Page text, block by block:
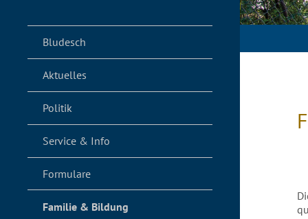
Bludesch
Aktuelles
Politik
Service & Info
Formulare
Familie & Bildung